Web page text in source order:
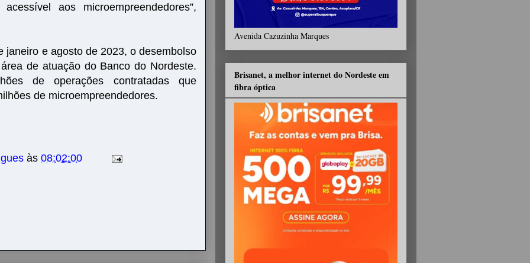
aos microempreendedores”,
janeiro e agosto de 2023, o desembolso
de atuação do Banco do Nordeste.
de operações contratadas que
de microempreendedores.
às 08:02:00
Avenida Cazuzinha Marques
Brisanet, a melhor internet do Nordeste em
fibra óptica